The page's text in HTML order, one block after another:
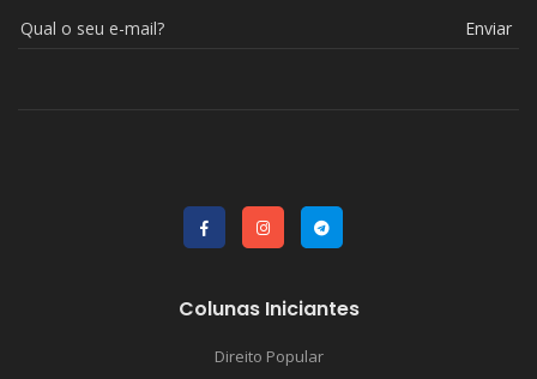
Enviar
Colunas Iniciantes
Direito Popular